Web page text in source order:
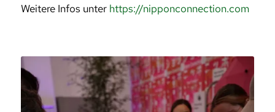
Weitere Infos unter https://nipponconnection.com